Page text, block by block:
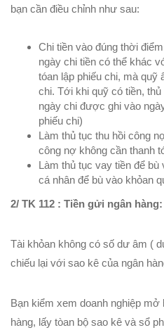
bạn cần điều chỉnh như sau:
Chi tiền vào đúng thời
ngày chi tiền có thể khác
tóan lập phiếu chi, mà quỹ
chi. Tới khi quỹ có tiền,
ngày chi được ghi vào
phiếu chi)
Làm thủ tục thu hồi công
công nợ không cần thanh
Làm thủ tục vay tiền để
cá nhân để bù vào khỏan
2/ TK 112 : Tiền gửi ngân hàng:
Tài khỏan không có số dư âm (
chiếu lại với sao kê của ngân
Bạn kiểm xem doanh nghiệp mở
hàng, lấy tòan bộ sao kê và sổ